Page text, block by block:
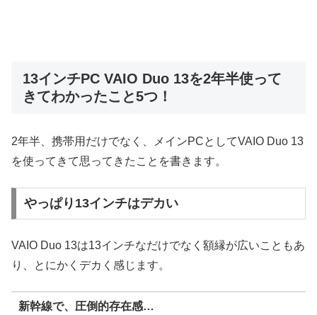
13インチPC VAIO Duo 13を2年半使って
きてわかったこと5つ！
2年半、携帯用だけでなく、メインPCとしてVAIO Duo 13
を使ってきて思ってきたことを書きます。
やっぱり13インチはデカい
VAIO Duo 13は13インチなだけでなく額縁が広いこともあ
り、とにかくデカく感じます。
新幹線で、圧倒的存在感…